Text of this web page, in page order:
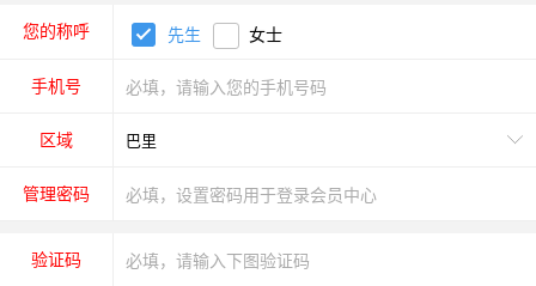
您的称呼 先生 女士
手机号
区域
管理密码
验证码